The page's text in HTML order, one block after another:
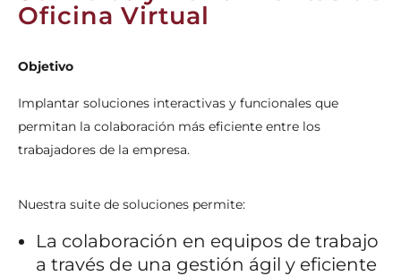
Oficina Virtual
Objetivo
Implantar soluciones interactivas y funcionales que
permitan la colaboración más eficiente entre los
trabajadores de la empresa.
Nuestra suite de soluciones permite:
La colaboración en equipos de trabajo
a través de una gestión ágil y eficiente